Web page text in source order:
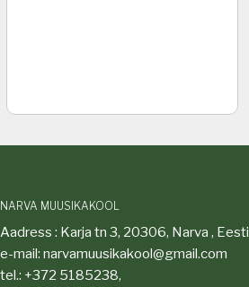
NARVA MUUSIKAKOOL
Aadress : Karja tn 3, 20306, Narva , Eesti
e-mail: narvamuusikakool@gmail.com
tel.: +372 5185238,